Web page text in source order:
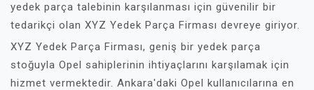
yedek parça talebinin karşılanması için güvenilir bir
tedarikçi olan XYZ Yedek Parça Firması devreye giriyor.
XYZ Yedek Parça Firması, geniş bir yedek parça
stoğuyla Opel sahiplerinin ihtiyaçlarını karşılamak için
hizmet vermektedir. Ankara'daki Opel kullanıcılarına en